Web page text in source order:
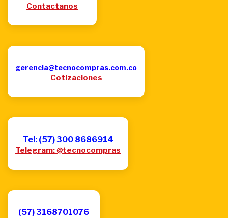
Contactanos
gerencia@tecnocompras.com.co
Cotizaciones
Tel: (57) 300 8686914
Telegram: @tecnocompras
(57) 3168701076